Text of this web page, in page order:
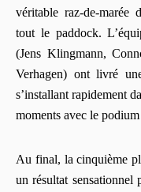
véritable raz‑de‑marée
tout le paddock.
(Jens Klingmann,
Verhagen) ont livré
s’installant rapidement
moments avec le
Au final, la cinquième
un résultat sensationnel